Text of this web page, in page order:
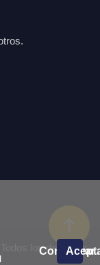
los derechos
Configurar